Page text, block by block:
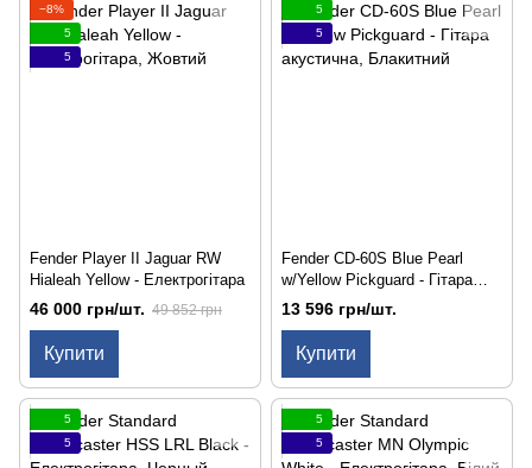
−8%
5
5
Fender Player II Jaguar RW
Hialeah Yellow - Електрогітара
46 000 грн/шт. 49 852 грн
Купити
5
5
Fender CD-60S Blue Pearl
w/Yellow Pickguard - Гітара
акустична
13 596 грн/шт.
Купити
5
5
5
5